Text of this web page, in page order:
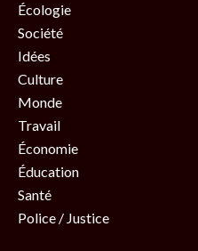
Écologie
Société
Idées
Culture
Monde
Travail
Économie
Éducation
Santé
Police / Justice